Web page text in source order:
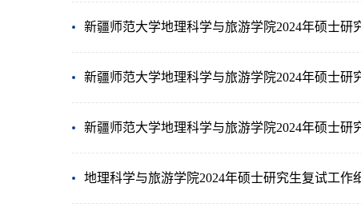
新疆师范大学地理科学与旅游学院2024年硕士
新疆师范大学地理科学与旅游学院2024年硕士
新疆师范大学地理科学与旅游学院2024年硕士研
地理科学与旅游学院2024年硕士研究生复试工作